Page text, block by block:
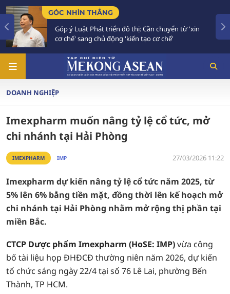
triển đô thị: Cần chuyển từ 'xin
động 'kiến tạo cơ chế'
Bế mạc Hội nghị
vào giai đoạn
DOANH NGHIỆP
Imexpharm muốn nâng tỷ lệ cổ tức, mở
chi nhánh tại Hải Phòng
IMEXPHARM IMP 27/03/2026 11:22
Imexpharm dự kiến nâng tỷ lệ cổ tức năm 2025, từ
5% lên 6% bằng tiền mặt, đồng thời lên kế hoạch mở
chi nhánh tại Hải Phòng nhằm mở rộng thị phần tại
miền Bắc.
CTCP Dược phẩm Imexpharm (HoSE: IMP)vừa công
bố tài liệu họp ĐHĐCĐ thường niên năm 2026, dự kiến
tổ chức sáng ngày 22/4 tại số 76 Lê Lai, phường Bến
Thành, TP HCM.